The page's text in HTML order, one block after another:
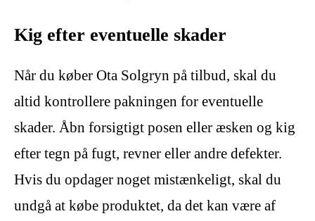
Kig efter eventuelle skader
Når du køber Ota Solgryn på tilbud, skal du
altid kontrollere pakningen for eventuelle
skader. Åbn forsigtigt posen eller æsken og kig
efter tegn på fugt, revner eller andre defekter.
Hvis du opdager noget mistænkeligt, skal du
undgå at købe produktet, da det kan være af